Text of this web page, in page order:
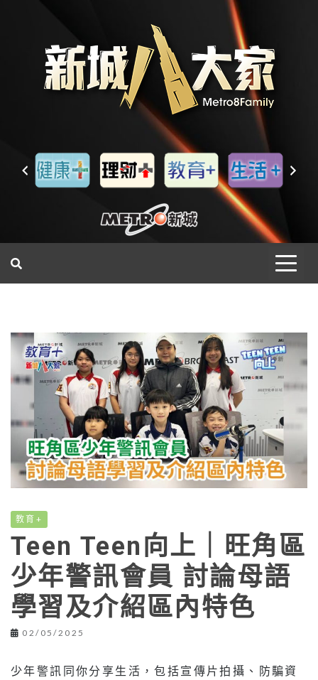
教育+
Teen Teen向上｜旺角區
少年警訊會員 討論母語
學習及介紹區內特色
02/05/2025
少年警訊同你分享生活，包括宣傳片拍攝、防騙資